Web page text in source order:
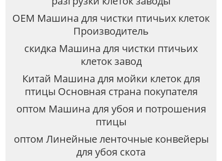
OEM Машина для чистки птичьих клеток
Производитель
скидка Машина для чистки птичьих
клеток завод
Китай Машина для мойки клеток для
птицы Основная страна покупателя
оптом Машина для убоя и потрошения
птицы
оптом Линейные ленточные конвейеры
для убоя скота